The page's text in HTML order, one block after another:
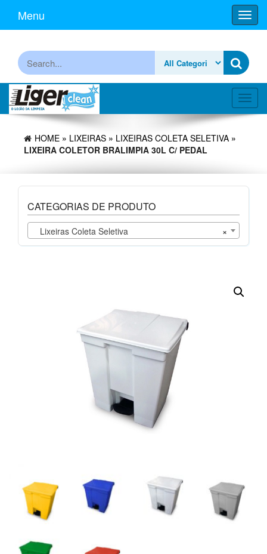
the
Menu
HOME » LIXEIRAS » LIXEIRAS COLETA SELETIVA »
LIXEIRA COLETOR BRALIMPIA 30L C/ PEDAL
CATEGORIAS DE PRODUTO
×
Lixeiras Coleta Seletiva